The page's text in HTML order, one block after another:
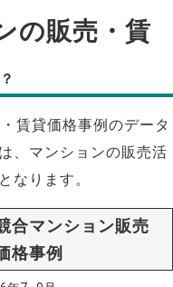
の販売・賃
賃貸価格事例のデータ
、マンションの販売活
なります。
合マンション販売
格事例